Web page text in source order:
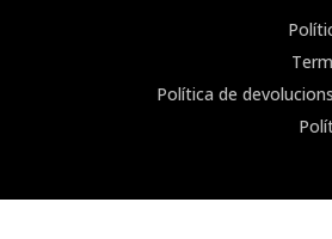
Política de